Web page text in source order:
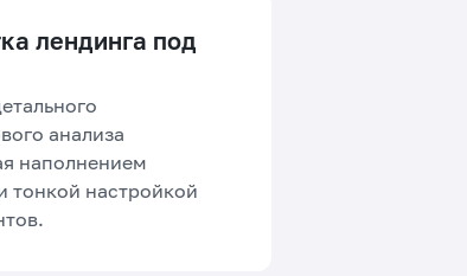
лендинга под
анализа
наполнением
тонкой настройкой